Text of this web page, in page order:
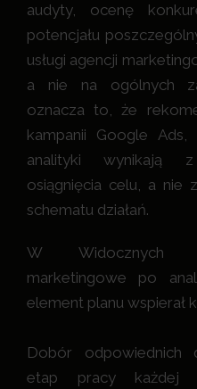
audyty, ocenę
potencjału
usługi agencji
a nie na ogólnych
oznacza to, że
kampanii Google
analityki wynikają
osiągnięcia celu, a nie
schematu działań.
W Widocznych
marketingowe po
element planu wspierał
Dobór odpowiednich
etap pracy każdej